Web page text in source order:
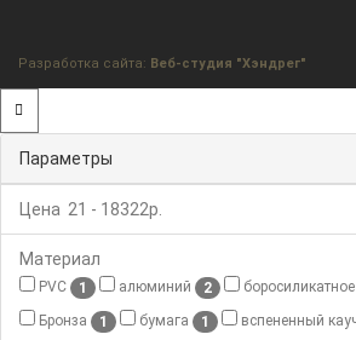
Разработка сайта: Веб-студия "Хэндрег"
Параметры
Цена 21 - 18322р.
Материал
PVC 1 алюминий 2
Бронза
1 бумага 1 вспененный